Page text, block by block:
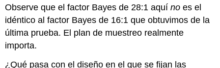
Observe que el factor Bayes de 28:1 aquíno es el
idéntico al factor Bayes de 16:1 que obtuvimos de la
última prueba. El plan de muestreo realmente
importa.
¿Qué pasa con el diseño en el que se fijan las